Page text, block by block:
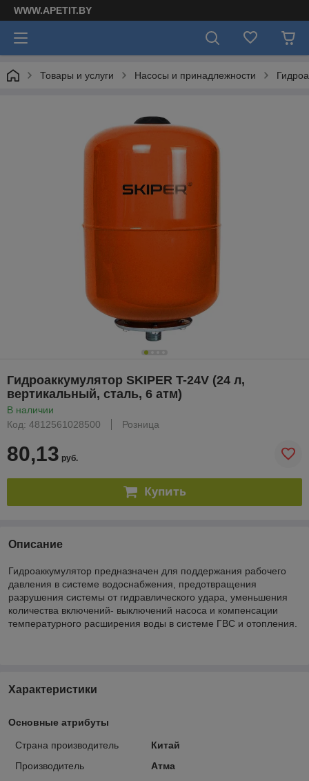
WWW.APETIT.BY
Товары и услуги Насосы и принадлежности
Гидроаккумулятор SKIPER T-24V (24 л,
вертикальный, сталь, 6 атм)
В наличии
Код: 4812561028500
Розница
80,13 руб.
Купить
Описание
Гидроаккумулятор предназначен для поддержания рабочего
давления в системе водоснабжения, предотвращения
разрушения системы от гидравлического удара, уменьшения
количества включений- выключений насоса и компенсации
температурного расширения воды в системе ГВС и отопления.
Характеристики
Основные атрибуты
Страна производитель
Китай
Производитель
Атма